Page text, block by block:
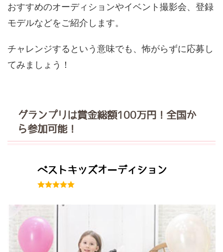
おすすめのオーディションやイベント撮影会、登録
モデルなどをご紹介します。
チャレンジするという意味でも、怖がらずに応募し
てみましょう！
グランプリは賞金総額100万円！全国か
ら参加可能！
ベストキッズオーディション